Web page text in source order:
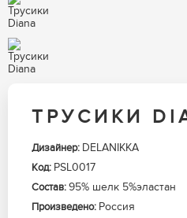
ТРУСИКИ
Дизайнер: DELANIKKA
Код: PSL0017
Состав:95% шелк 5%эластан
Произведено: Россия